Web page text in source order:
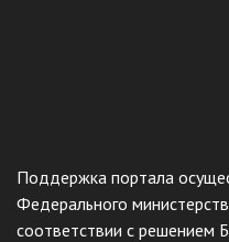
Поддержка портала
Федерального
соответствии с решением